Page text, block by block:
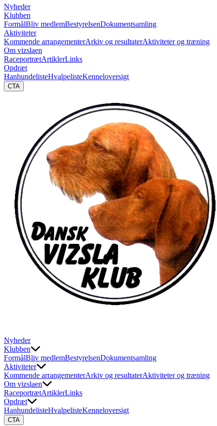
Nyheder
Klubben
FormålBliv medlemBestyrelsenDokumentsamling
Aktiviteter
Kommende arrangementerArkiv og resultaterAktiviteter og træning
Om vizslaen
RaceportrætArtiklerLinks
Opdræt
HanhundelisteHvalpelisteKenneloversigt
CTA
Nyheder
Klubben
FormålBliv medlemBestyrelsenDokumentsamling
Aktiviteter
Kommende arrangementerArkiv og resultaterAktiviteter og træning
Om vizslaen
RaceportrætArtiklerLinks
Opdræt
HanhundelisteHvalpelisteKenneloversigt
CTA